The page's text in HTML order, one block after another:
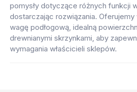
pomysły dotyczące różnych funkcji
dostarczając rozwiązania.
wagę podłogową, idealną
drewnianymi skrzynkami, aby
wymagania właścicieli sklepów.